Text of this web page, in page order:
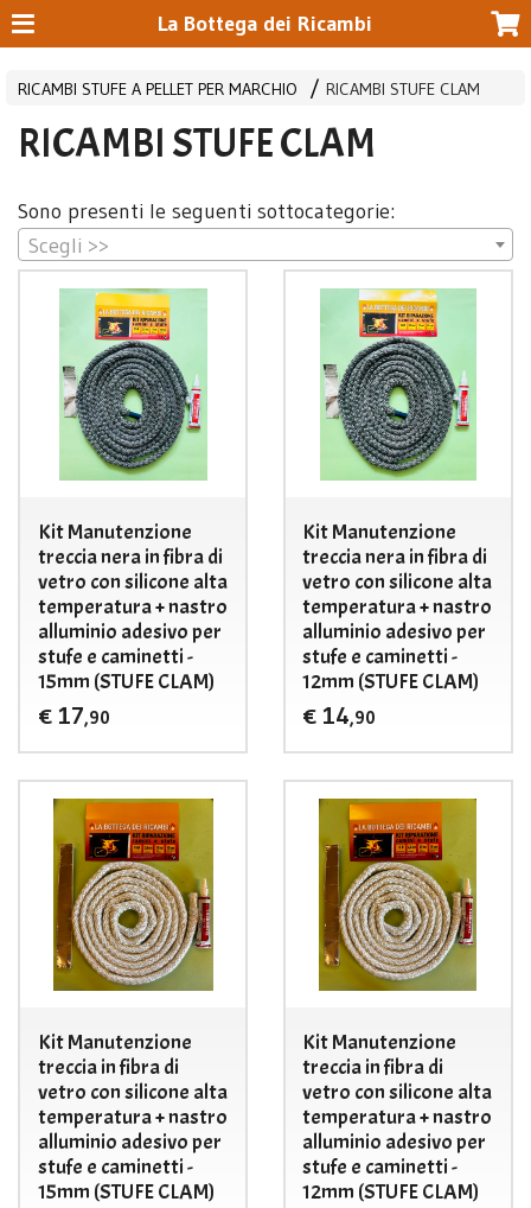
La Bottega dei Ricambi
RICAMBI STUFE A PELLET PER MARCHIO RICAMBI STUFE CLAM
RICAMBI STUFE CLAM
Sono presenti le seguenti sottocategorie:
Scegli >>
Kit Manutenzione
treccia nera in fibra di
vetro con silicone alta
temperatura + nastro
alluminio adesivo per
stufe e caminetti -
15mm (STUFE CLAM)
€ 17,90
Kit Manutenzione
treccia nera in fibra di
vetro con silicone alta
temperatura + nastro
alluminio adesivo per
stufe e caminetti -
12mm (STUFE CLAM)
€ 14,90
Kit Manutenzione
treccia in fibra di
vetro con silicone alta
temperatura + nastro
alluminio adesivo per
stufe e caminetti -
15mm (STUFE CLAM)
Kit Manutenzione
treccia in fibra di
vetro con silicone alta
temperatura + nastro
alluminio adesivo per
stufe e caminetti -
12mm (STUFE CLAM)